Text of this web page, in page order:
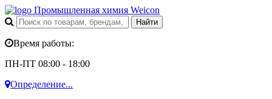
Промышленная химия Weicon
Время работы:
ПН-ПТ 08:00 - 18:00
Определение...